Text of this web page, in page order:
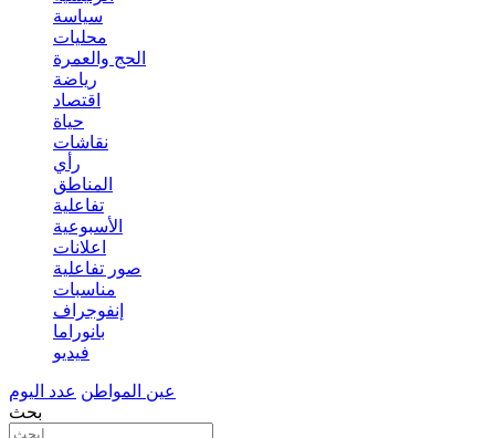
سياسة
محليات
الحج والعمرة
رياضة
اقتصاد
حياة
نقاشات
رأي
المناطق
تفاعلية
الأسبوعية
اعلانات
صور تفاعلية
مناسبات
إنفوجراف
بانوراما
فيديو
عين المواطن عدد اليوم
بحث